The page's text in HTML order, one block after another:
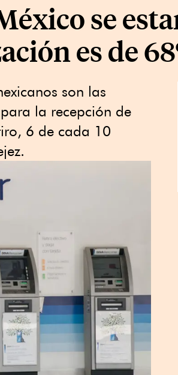
se
es de
son las
la recepción de
6 de cada 10